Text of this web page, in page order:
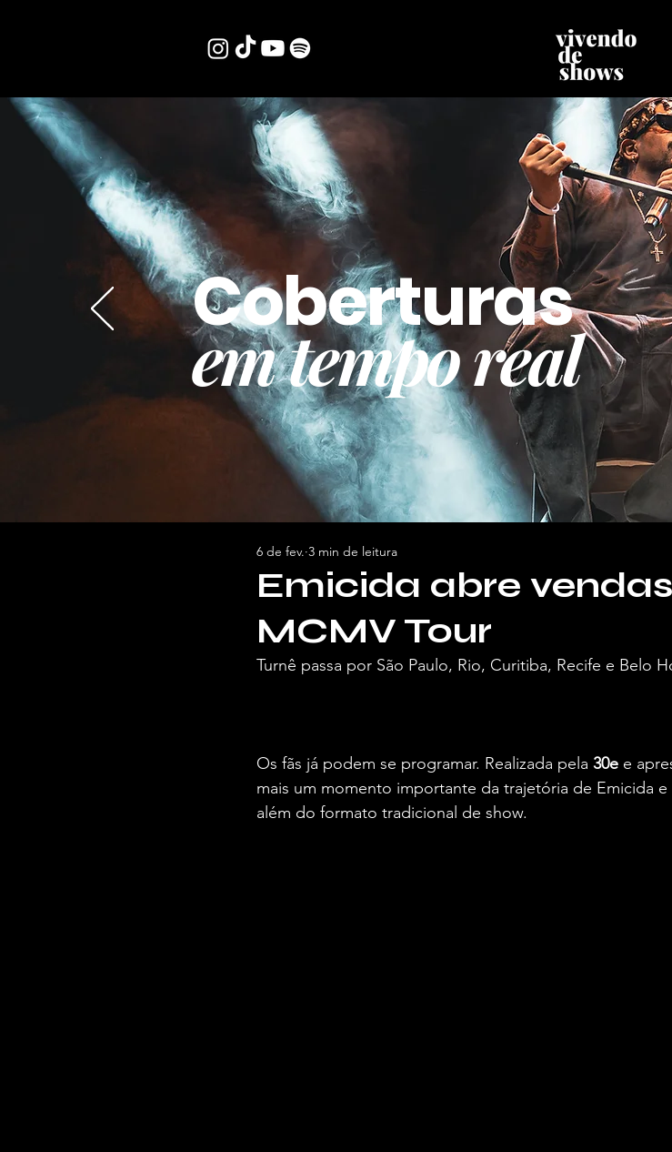
Coberturas
em tempo real
Emicida abre
MCMV Tour
6 de fev. 3 min de leitura
Turnê passa por São Paulo, Rio, Curitiba, Recife e Belo
Os fãs já podem se programar. Realizada pela 30e e
mais um momento importante da trajetória de Emicida
além do formato tradicional de show.